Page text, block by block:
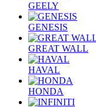
GEELY
GENESIS
GREAT WALL
HAVAL
HONDA